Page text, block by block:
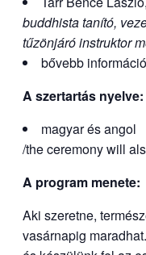
buddhista tanító,
tűzönjáró instruktor
bővebb
A szertartás nyelve:
magyar és angol
/the ceremony will
A program menete:
Aki szeretne,
vasárnapig